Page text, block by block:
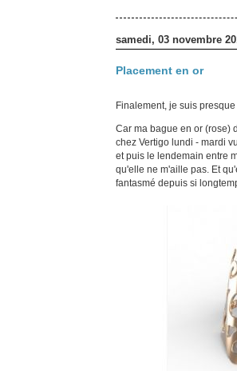
samedi, 03 novembre
Placement en or
Finalement, je suis
Car ma bague en or (rose)
chez Vertigo lundi - mardi
et puis le lendemain entre
qu'elle ne m'aille pas. Et
fantasmé depuis si